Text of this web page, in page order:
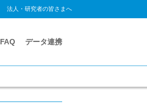
法人・研究者の皆さまへ
FAQ データ連携